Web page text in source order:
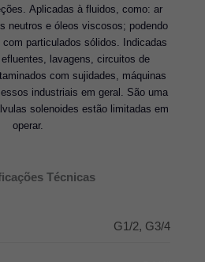
Aplicadas à fluidos, como: ar
neutros e óleos viscosos; podendo
particulados sólidos. Indicadas
lavagens, circuitos de
com sujidades, máquinas
industriais em geral. São uma
solenoides estão limitadas em
operar.
Técnicas
G1/2, G3/4